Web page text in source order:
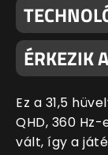
ÉRKEZIK
Ez a 31,5
QHD, 360
vált, így a